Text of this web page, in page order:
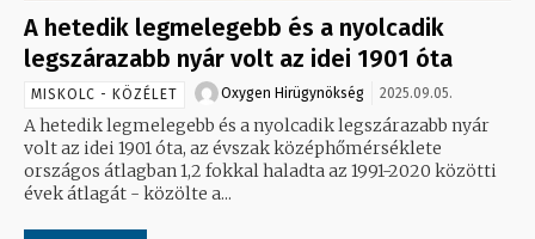
A hetedik legmelegebb és a nyolcadik
legszárazabb nyár volt az idei 1901 óta
MISKOLC - KÖZÉLET Oxygen Hirügynökség 2025.09.05.
A hetedik legmelegebb és a nyolcadik legszárazabb nyár
volt az idei 1901 óta, az évszak középhőmérséklete
országos átlagban 1,2 fokkal haladta az 1991-2020 közötti
évek átlagát - közölte a...